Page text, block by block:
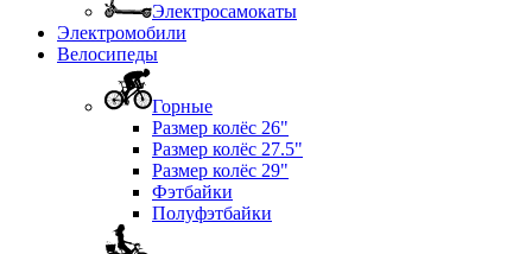
Электросамокаты
Электромобили
Велосипеды
Горные
Размер колёс 26"
Размер колёс 27.5"
Размер колёс 29"
Фэтбайки
Полуфэтбайки